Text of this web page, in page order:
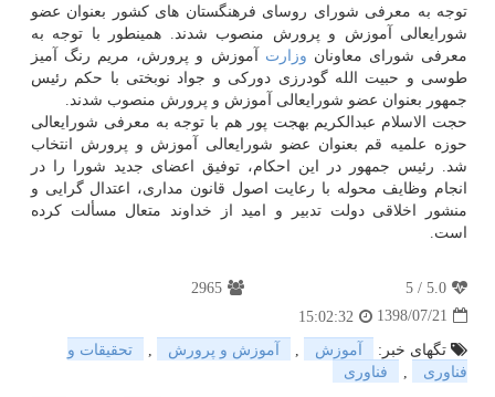
توجه به معرفی شورای روسای فرهنگستان های كشور بعنوان عضو
شورایعالی آموزش و پرورش منصوب شدند. همینطور با توجه به
معرفی شورای معاونان وزارت آموزش و پرورش، مریم رنگ آمیز
طوسی و حبیت الله گودرزی دوركی و جواد نوبختی با حكم رئیس
جمهور بعنوان عضو شورایعالی آموزش و پرورش منصوب شدند.
حجت الاسلام عبدالكریم بهجت پور هم با توجه به معرفی شورایعالی
حوزه علمیه قم بعنوان عضو شورایعالی آموزش و پرورش انتخاب
شد. رئیس جمهور در این احكام، توفیق اعضای جدید شورا را در
انجام وظایف محوله با رعایت اصول قانون مداری، اعتدال گرایی و
منشور اخلاقی دولت تدبیر و امید از خداوند متعال مسألت كرده
است.
5.0
/
5
2965
1398/07/21
15:02:32
تگهای خبر:
آموزش , آموزش و پرورش ,
تحقیقات و
فناوری
, فناوری